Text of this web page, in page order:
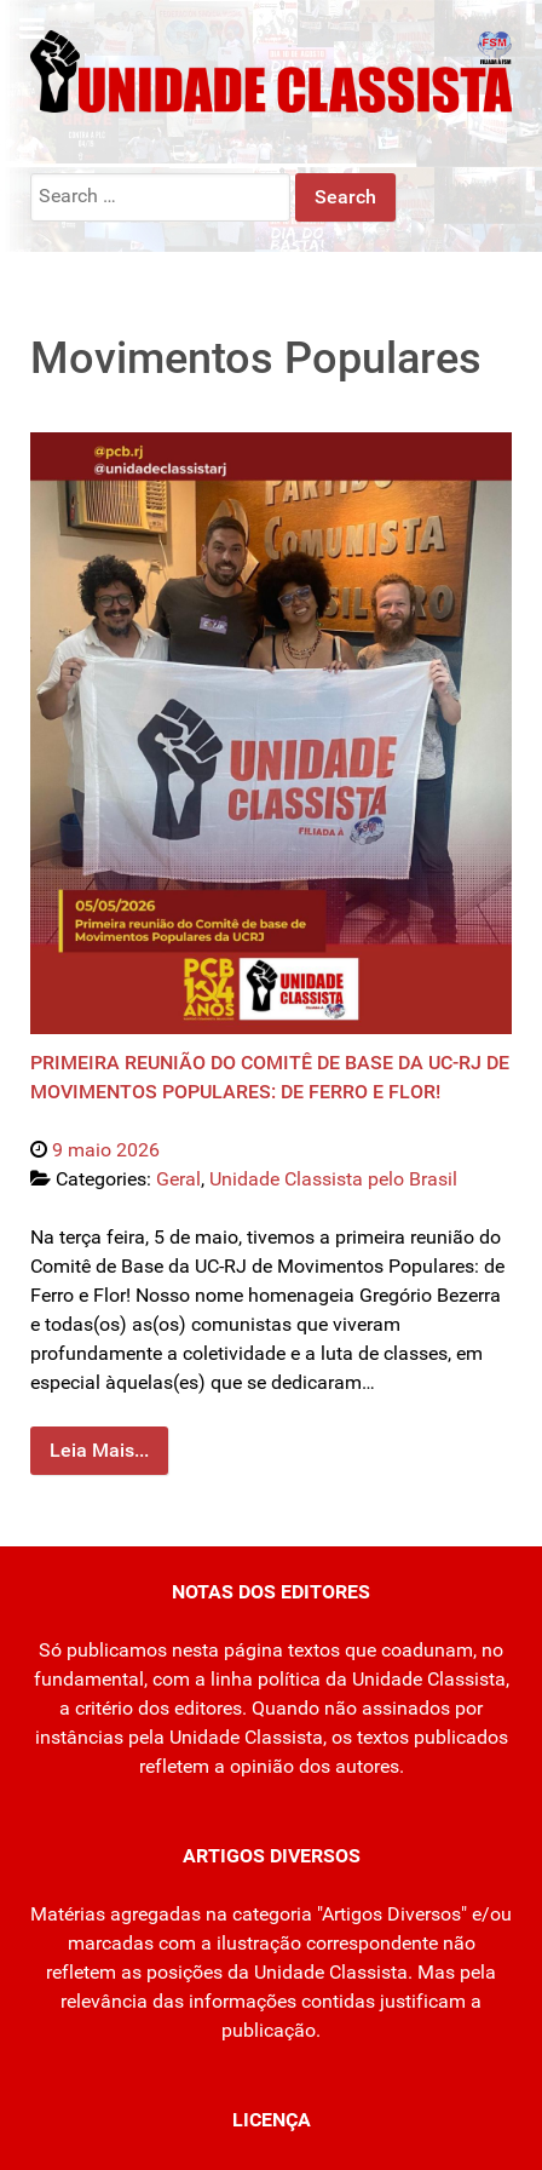
Search
Movimentos Populares
PRIMEIRA REUNIÃO DO COMITÊ DE BASE DA UC-RJ DE
MOVIMENTOS POPULARES: DE FERRO E FLOR!
9 maio 2026
Categories: Geral , Unidade Classista pelo Brasil
Na terça feira, 5 de maio, tivemos a primeira reunião do
Comitê de Base da UC-RJ de Movimentos Populares: de
Ferro e Flor! Nosso nome homenageia Gregório Bezerra
e todas(os) as(os) comunistas que viveram
profundamente a coletividade e a luta de classes, em
especial àquelas(es) que se dedicaram…
Leia Mais...
NOTAS DOS EDITORES
Só publicamos nesta página textos que coadunam, no
fundamental, com a linha política da Unidade Classista,
a critério dos editores. Quando não assinados por
instâncias pela Unidade Classista, os textos publicados
refletem a opinião dos autores.
ARTIGOS DIVERSOS
Matérias agregadas na categoria "Artigos Diversos" e/ou
marcadas com a ilustração correspondente não
refletem as posições da Unidade Classista. Mas pela
relevância das informações contidas justificam a
publicação.
LICENÇA